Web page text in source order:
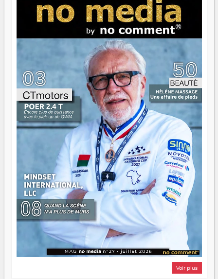
s'arrêter là, applaudir et rentrer chez soi satisfait. Mais ce
serait passer à côté d'une chose essentielle. La fougue, ça
brûle fort — et parfois, ça brûle vite. Une flamme sans
direction peut éclairer autant qu'elle peut consumer. C'est
là que les aînés entrent en scène — pas pour reprendre le
gouvernail, mais pour montrer où sont les récifs. Les jeunes
ont la force, les vieux ont l'expérience, comme on dit. Ce
n'est pas un combat de générations — c'est une question
d'équipage. Partagez vos réussites, mais aussi vos échecs.
Surtout vos échecs, d'ailleurs — ils enseignent mieux que
n'importe quel manuel. À Madagascar, la barque avance.
Il faut juste s'assurer que tout le monde rame dans le
même sens.
Voir plus